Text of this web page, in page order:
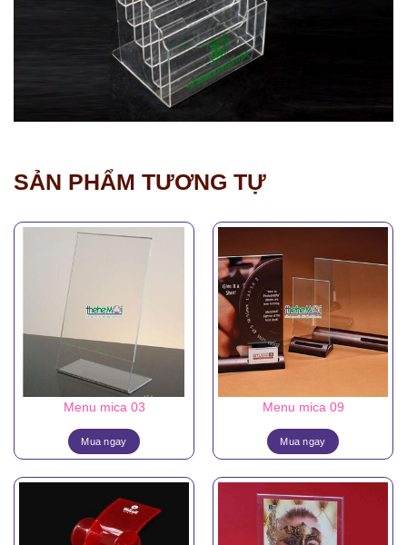
SẢN PHẨM TƯƠNG TỰ
Menu mica 03
Mua ngay
Menu mica 09
Mua ngay